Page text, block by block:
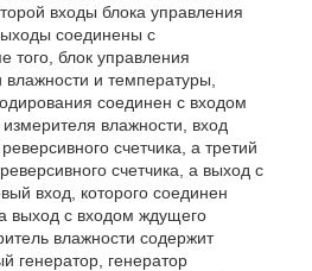
входы блока управления
соединены с
того, блок управления
и температуры,
соединен с входом
влажности, вход
счетчика, а третий
счетчика, а выход с
вход, которого соединен
выход с входом ждущего
влажности содержит
генератор, генератор